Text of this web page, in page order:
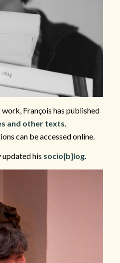
François has published
and other texts
can be accessed online.
updated his socio[b]log.